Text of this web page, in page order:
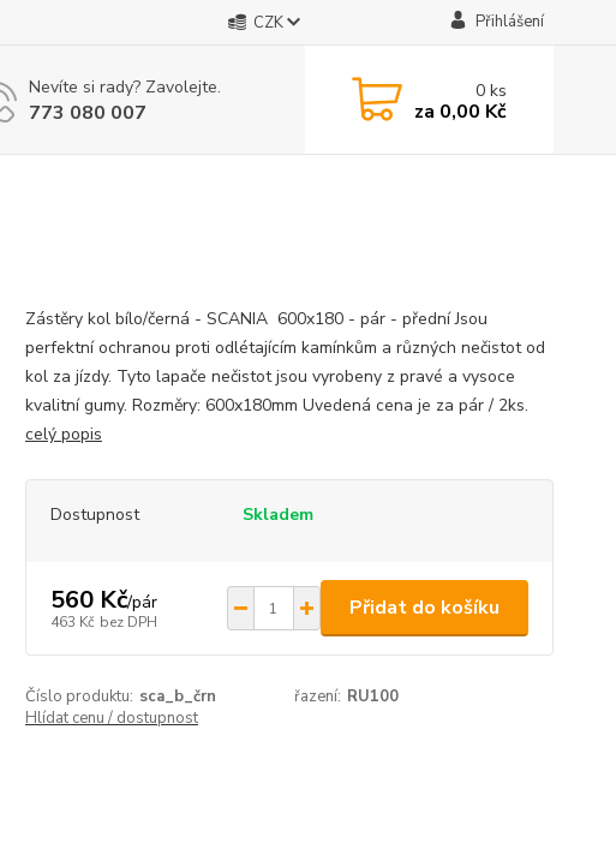
CZK Přihlášení
Nevíte si rady? Zavolejte.
773 080 007
0ks
za 0,00 Kč
Zástěry kol bílo/černá - SCANIA 600x180 - pár - přední Jsou
perfektní ochranou proti odlétajícím kamínkům a různých nečistot od
kol za jízdy. Tyto lapače nečistot jsou vyrobeny z pravé a vysoce
kvalitní gumy. Rozměry: 600x180mm Uvedená cena je za pár / 2ks.
celý popis
Dostupnost Skladem
560 Kč/pár
463 Kč bez DPH
Přidat do košíku
Číslo produktu: sca_b_črn řazení: RU100
Hlídat cenu / dostupnost